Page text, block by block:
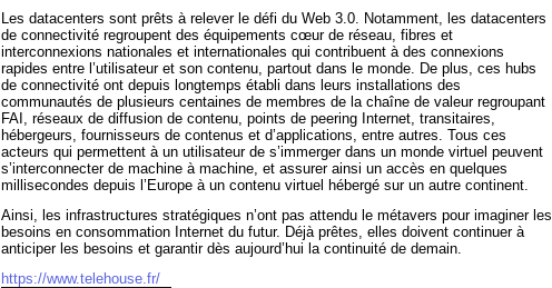
Les datacenters sont prêts à relever le défi du Web 3.0. Notamment, les datacenters
de connectivité regroupent des équipements cœur de réseau, fibres et
interconnexions nationales et internationales qui contribuent à des connexions
rapides entre l’utilisateur et son contenu, partout dans le monde. De plus, ces hubs
de connectivité ont depuis longtemps établi dans leurs installations des
communautés de plusieurs centaines de membres de la chaîne de valeur regroupant
FAI, réseaux de diffusion de contenu, points de peering Internet, transitaires,
hébergeurs, fournisseurs de contenus et d’applications, entre autres. Tous ces
acteurs qui permettent à un utilisateur de s’immerger dans un monde virtuel peuvent
s’interconnecter de machine à machine, et assurer ainsi un accès en quelques
millisecondes depuis l’Europe à un contenu virtuel hébergé sur un autre continent.
Ainsi, les infrastructures stratégiques n’ont pas attendu le métavers pour imaginer les
besoins en consommation Internet du futur. Déjà prêtes, elles doivent continuer à
anticiper les besoins et garantir dès aujourd’hui la continuité de demain.
https://www.telehouse.fr/